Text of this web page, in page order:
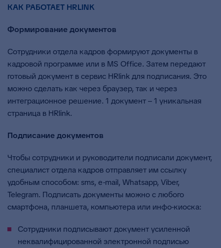
КАК РАБОТАЕТ HRLINK
Формирование документов
Сотрудники отдела кадров формируют документы в
кадровой программе или в MS Office. Затем передают
готовый документ в сервис HRlink для подписания. Это
можно сделать как через браузер, так и через
интеграционное решение. 1 документ – 1 уникальная
страница в HRlink.
Подписание документов
Чтобы сотрудники и руководители подписали документ,
специалист отдела кадров отправляет им ссылку
удобным способом: sms, e-mail, Whatsapp, Viber,
Telegram. Подписать документы можно с любого
смартфона, планшета, компьютера или инфо-киоска:
Сотрудники подписывают документ усиленной
неквалифицированной электронной подписью